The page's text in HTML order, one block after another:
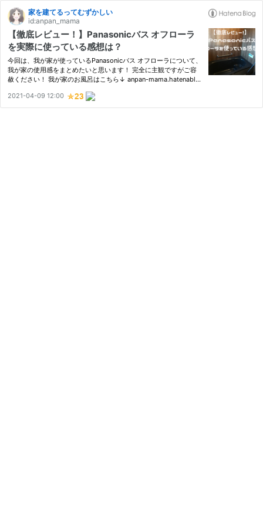
家を建てるってむずかしい
id:anpan_mama
【徹底レビュー！】Panasonicバス オフローラ
を実際に使っている感想は？
今回は、我が家が使っているPanasonicバス オフローラについて、
我が家の使用感をまとめたいと思います！ 完全に主観ですがご容
赦ください！ 我が家のお風呂はこちら↓ anpan-mama.hatenablo
単に 感想①広さは意外と一坪タイプでも不満無し！ 感想②スゴ
ピカ素材は…
2021-04-09 12:00